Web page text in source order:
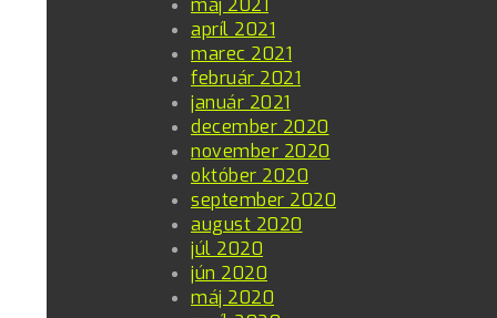
máj 2021
apríl 2021
marec 2021
február 2021
január 2021
december 2020
november 2020
október 2020
september 2020
august 2020
júl 2020
jún 2020
máj 2020